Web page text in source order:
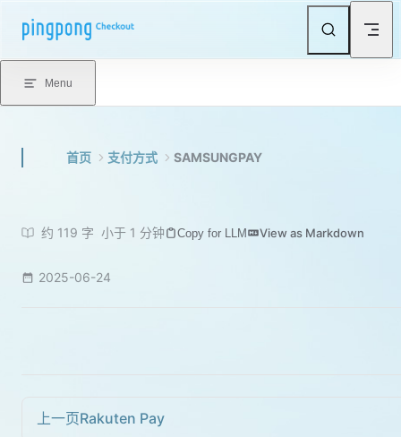
Skip to content
Menu
首页 支付方式 SAMSUNGPAY
约 119 字 小于 1 分钟 Copy for LLM View as Markdown
2025-06-24
上一页Rakuten Pay